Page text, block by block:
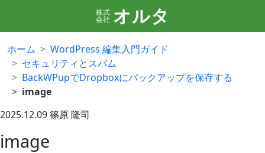
株式
会社 オルタ
ホーム
WordPress 編集入門ガイド
セキュリティとスパム
BackWPupでDropboxにバックアップを保存する
image
2025.12.09篠原 隆司
image